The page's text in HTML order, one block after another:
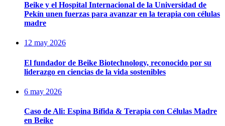
Beike y el Hospital Internacional de la Universidad de
Pekín unen fuerzas para avanzar en la terapia con células
madre
12 may 2026
El fundador de Beike Biotechnology, reconocido por su
liderazgo en ciencias de la vida sostenibles
6 may 2026
Caso de Ali: Espina Bífida & Terapia con Células Madre
en Beike